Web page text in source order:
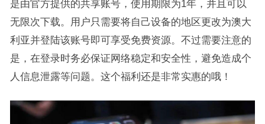
是由官方提供的共享账号，使用期限为1年，并且可以
无限次下载。用户只需要将自己设备的地区更改为澳大
利亚并登陆该账号即可享受免费资源。不过需要注意的
是，在登录时务必保证网络稳定和安全性，避免造成个
人信息泄露等问题。这个福利还是非常实惠的哦！